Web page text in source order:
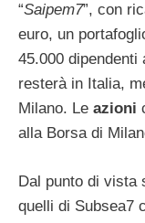
“Saipem7”, con
euro, un
45.000 dipendenti
resterà in Italia,
Milano. Le azioni
alla Borsa di
Dal punto di vista
quelli di Subsea7